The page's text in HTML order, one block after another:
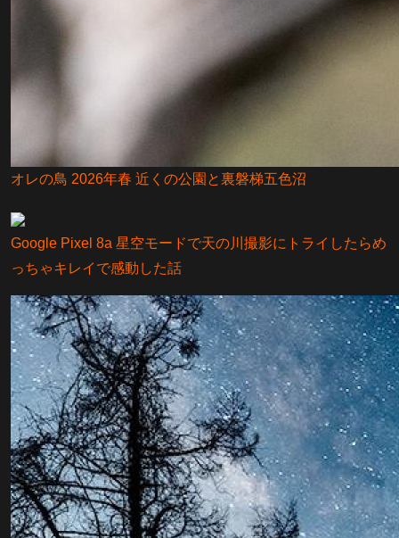
オレの鳥 2026年春 近くの公園と裏磐梯五色沼
Google Pixel 8a 星空モードで天の川撮影にトライしたらめ
っちゃキレイで感動した話